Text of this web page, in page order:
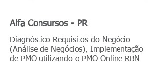
Alfa Consursos - PR
Diagnóstico Requisitos do Negócio
(Análise de Negócios), Implementação
de PMO utilizando o PMO Online RBN